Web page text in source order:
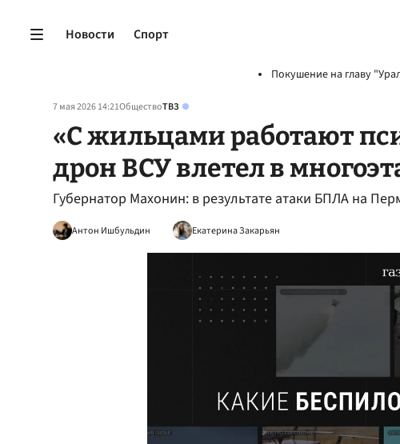
Новости Спорт
Покушение на главу
7 мая 2026 14:21ОбществоТВЗ
«С жильцами работают
дрон ВСУ влетел в
Губернатор Махонин: в результате атаки БПЛА на
Антон Ишбульдин Екатерина Закарьян